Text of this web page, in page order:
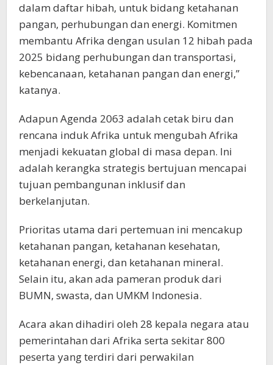
dalam daftar hibah, untuk bidang ketahanan
pangan, perhubungan dan energi. Komitmen
membantu Afrika dengan usulan 12 hibah pada
2025 bidang perhubungan dan transportasi,
kebencanaan, ketahanan pangan dan energi,”
katanya.
Adapun Agenda 2063 adalah cetak biru dan
rencana induk Afrika untuk mengubah Afrika
menjadi kekuatan global di masa depan. Ini
adalah kerangka strategis bertujuan mencapai
tujuan pembangunan inklusif dan
berkelanjutan.
Prioritas utama dari pertemuan ini mencakup
ketahanan pangan, ketahanan kesehatan,
ketahanan energi, dan ketahanan mineral.
Selain itu, akan ada pameran produk dari
BUMN, swasta, dan UMKM Indonesia.
Acara akan dihadiri oleh 28 kepala negara atau
pemerintahan dari Afrika serta sekitar 800
peserta yang terdiri dari perwakilan